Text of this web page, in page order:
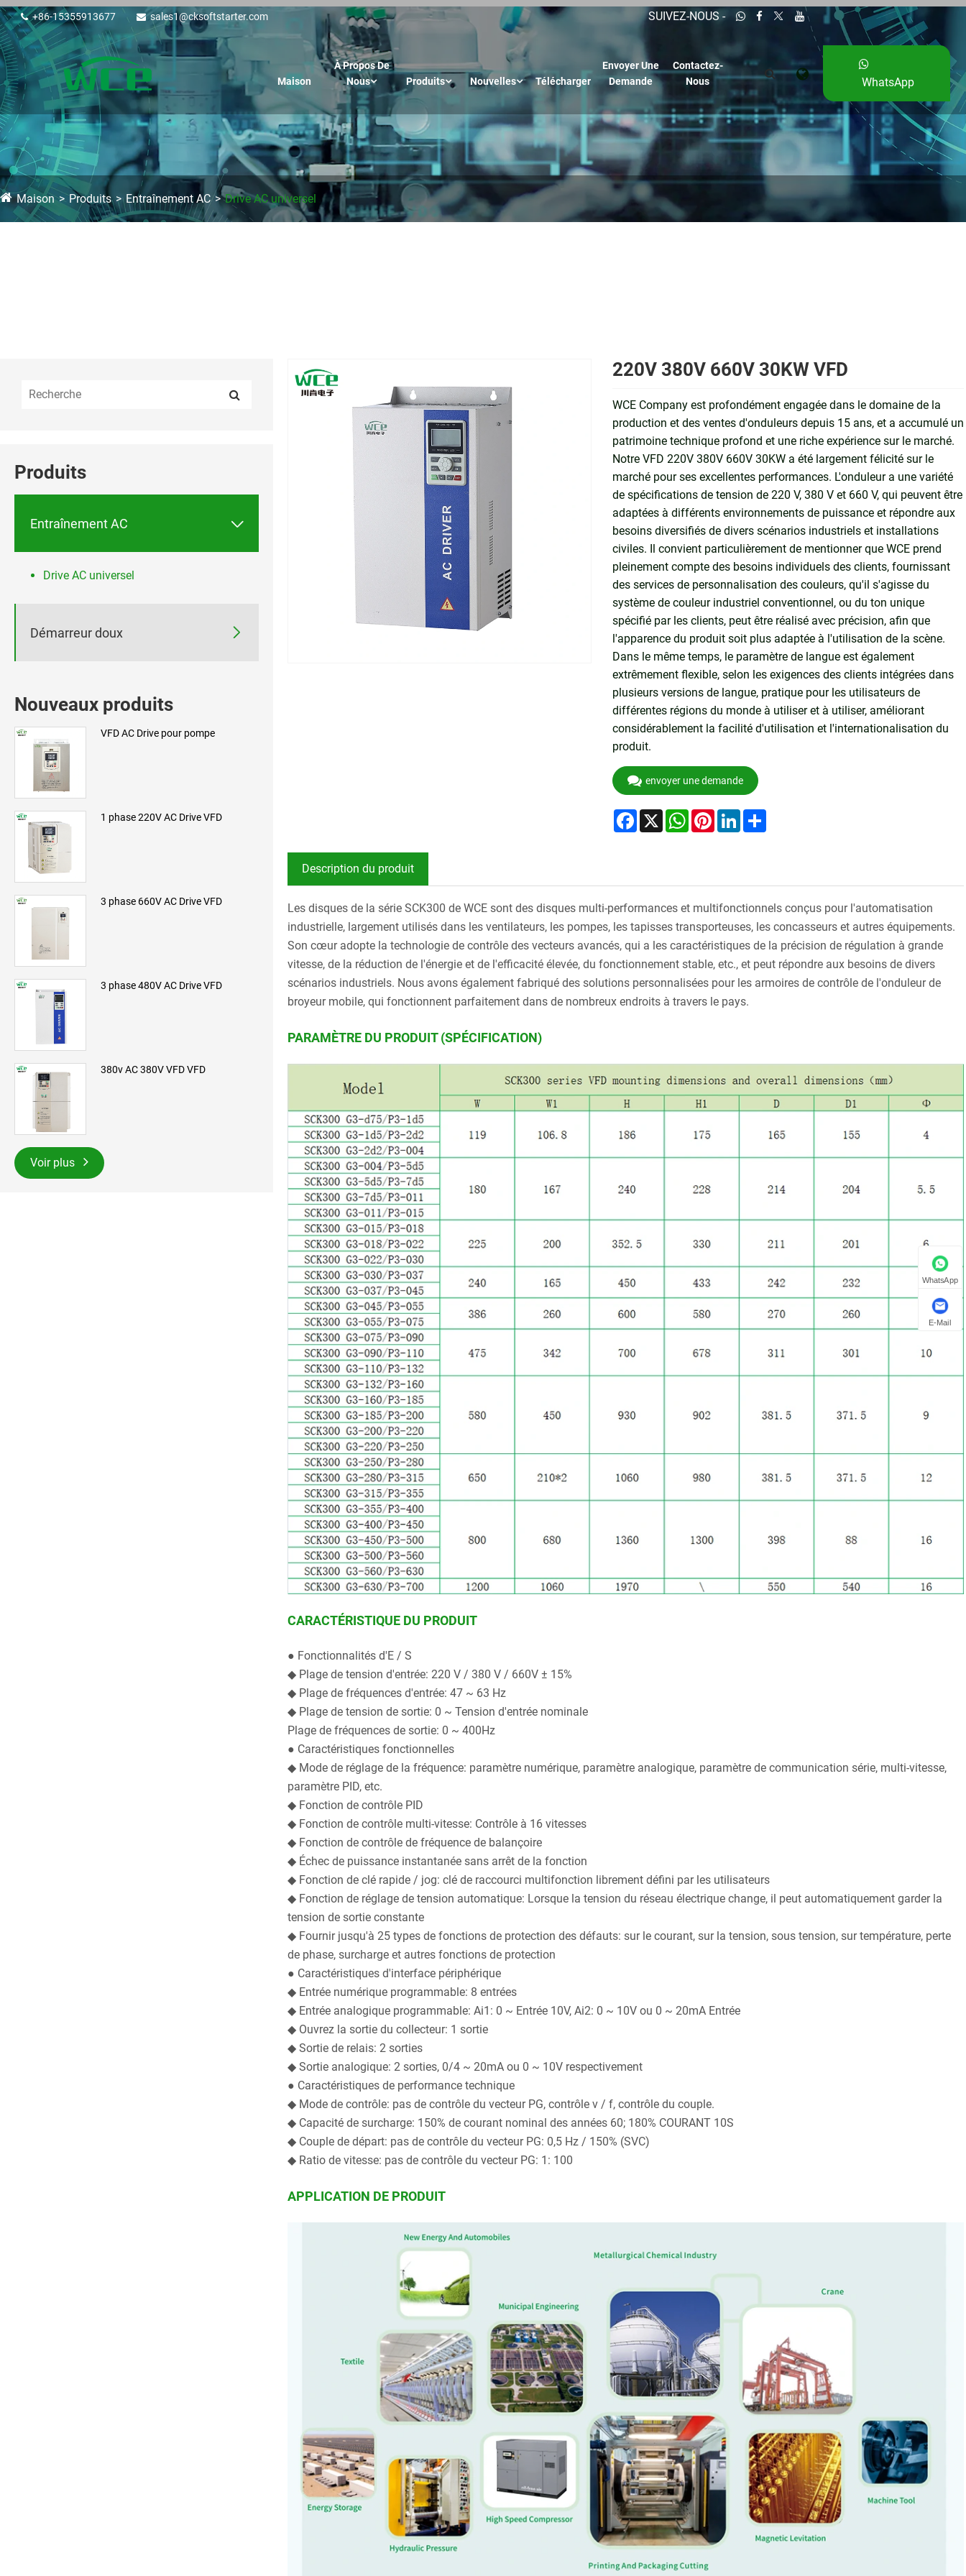
+86-15355913677 sales1@cksoftstarter.com SUIVEZ-NOUS -
Maison
À Propos De
Nous
Produits Nouvelles Télécharger
Envoyer Une
Demande
Contactez-
Nous
WhatsApp
Maison Produits Entraînement AC Drive AC universel
Produits
Entraînement AC 
Drive AC universel
Démarreur doux 
Nouveaux produits
VFD AC Drive pour pompe
1 phase 220V AC Drive VFD
3 phase 660V AC Drive VFD
3 phase 480V AC Drive VFD
380v AC 380V VFD VFD
Voir plus
220V 380V 660V 30KW VFD
WCE Company est profondément engagée dans le domaine de la
production et des ventes d'onduleurs depuis 15 ans, et a accumulé un
patrimoine technique profond et une riche expérience sur le marché.
Notre VFD 220V 380V 660V 30KW a été largement félicité sur le
marché pour ses excellentes performances. L'onduleur a une variété
de spécifications de tension de 220 V, 380 V et 660 V, qui peuvent être
adaptées à différents environnements de puissance et répondre aux
besoins diversifiés de divers scénarios industriels et installations
civiles. Il convient particulièrement de mentionner que WCE prend
pleinement compte des besoins individuels des clients, fournissant
des services de personnalisation des couleurs, qu'il s'agisse du
système de couleur industriel conventionnel, ou du ton unique
spécifié par les clients, peut être réalisé avec précision, afin que
l'apparence du produit soit plus adaptée à l'utilisation de la scène.
Dans le même temps, le paramètre de langue est également
extrêmement flexible, selon les exigences des clients intégrées dans
plusieurs versions de langue, pratique pour les utilisateurs de
différentes régions du monde à utiliser et à utiliser, améliorant
considérablement la facilité d'utilisation et l'internationalisation du
produit.
envoyer une demande
Facebook
X WhatsApp
PinterestLinkedInShare
Description du produit
Les disques de la série SCK300 de WCE sont des disques multi-performances et multifonctionnels conçus pour l'automatisation
industrielle, largement utilisés dans les ventilateurs, les pompes, les tapisses transporteuses, les concasseurs et autres équipements.
Son cœur adopte la technologie de contrôle des vecteurs avancés, qui a les caractéristiques de la précision de régulation à grande
vitesse, de la réduction de l'énergie et de l'efficacité élevée, du fonctionnement stable, etc., et peut répondre aux besoins de divers
scénarios industriels. Nous avons également fabriqué des solutions personnalisées pour les armoires de contrôle de l'onduleur de
broyeur mobile, qui fonctionnent parfaitement dans de nombreux endroits à travers le pays.
PARAMÈTRE DU PRODUIT (SPÉCIFICATION)
CARACTÉRISTIQUE DU PRODUIT
● Fonctionnalités d'E / S
◆ Plage de tension d'entrée: 220 V / 380 V / 660V ± 15%
◆ Plage de fréquences d'entrée: 47 ~ 63 Hz
◆ Plage de tension de sortie: 0 ~ Tension d'entrée nominale
Plage de fréquences de sortie: 0 ~ 400Hz
● Caractéristiques fonctionnelles
◆ Mode de réglage de la fréquence: paramètre numérique, paramètre analogique, paramètre de communication série, multi-vitesse,
paramètre PID, etc.
◆ Fonction de contrôle PID
◆ Fonction de contrôle multi-vitesse: Contrôle à 16 vitesses
◆ Fonction de contrôle de fréquence de balançoire
◆ Échec de puissance instantanée sans arrêt de la fonction
◆ Fonction de clé rapide / jog: clé de raccourci multifonction librement défini par les utilisateurs
◆ Fonction de réglage de tension automatique: Lorsque la tension du réseau électrique change, il peut automatiquement garder la
tension de sortie constante
◆ Fournir jusqu'à 25 types de fonctions de protection des défauts: sur le courant, sur la tension, sous tension, sur température, perte
de phase, surcharge et autres fonctions de protection
● Caractéristiques d'interface périphérique
◆ Entrée numérique programmable: 8 entrées
◆ Entrée analogique programmable: Ai1: 0 ~ Entrée 10V, Ai2: 0 ~ 10V ou 0 ~ 20mA Entrée
◆ Ouvrez la sortie du collecteur: 1 sortie
◆ Sortie de relais: 2 sorties
◆ Sortie analogique: 2 sorties, 0/4 ~ 20mA ou 0 ~ 10V respectivement
● Caractéristiques de performance technique
◆ Mode de contrôle: pas de contrôle du vecteur PG, contrôle v / f, contrôle du couple.
◆ Capacité de surcharge: 150% de courant nominal des années 60; 180% COURANT 10S
◆ Couple de départ: pas de contrôle du vecteur PG: 0,5 Hz / 150% (SVC)
◆ Ratio de vitesse: pas de contrôle du vecteur PG: 1: 100
APPLICATION DE PRODUIT
WhatsApp
E-Mail